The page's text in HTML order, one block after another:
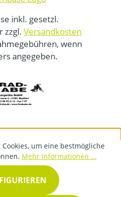
inkl. gesetzl.
zzgl. Versandkosten
wenn
angegeben.
um eine bestmögliche
Mehr Informationen ...